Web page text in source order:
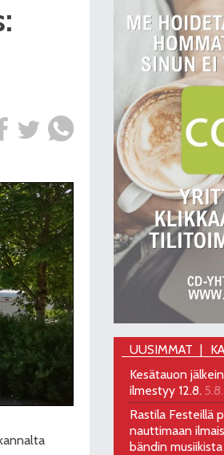
UUSIMMAT
Kesätauon
ilmestyy 12.8.
Rastila Festeillä
nauttimaan
bändin musiikista